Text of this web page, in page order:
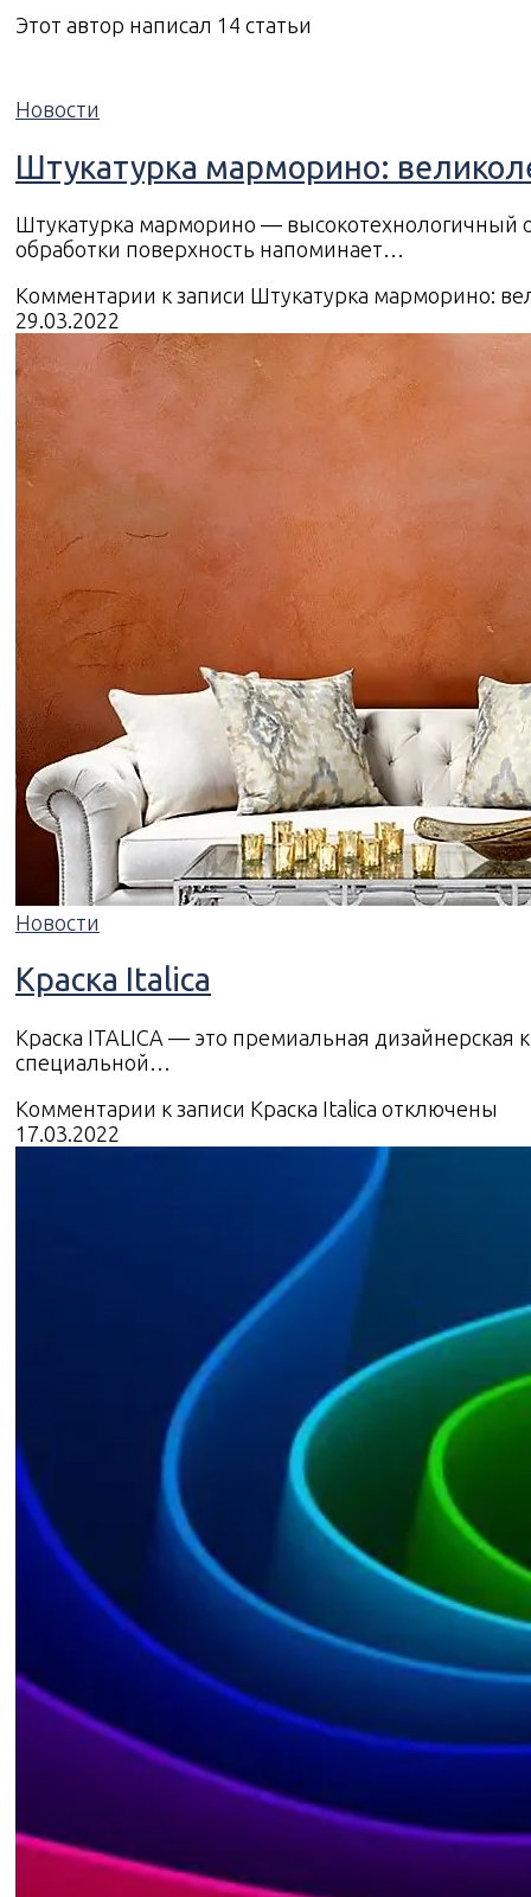
Этот автор написал 14 статьи
Новости
Штукатурка марморино:
Штукатурка марморино — высокотехнологичный
обработки поверхность напоминает…
Комментарии к записи Штукатурка марморино:
29.03.2022
Новости
Краска Italica
Краска ITALICA — это премиальная дизайнерская
специальной…
Комментарии к записи Краска Italica отключены
17.03.2022